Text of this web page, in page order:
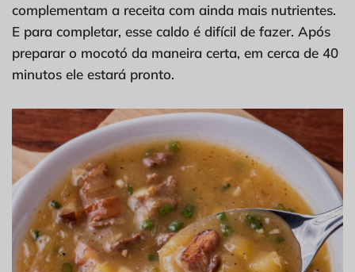
complementam a receita com ainda mais nutrientes.
E para completar, esse caldo é difícil de fazer. Após
preparar o mocotó da maneira certa, em cerca de 40
minutos ele estará pronto.